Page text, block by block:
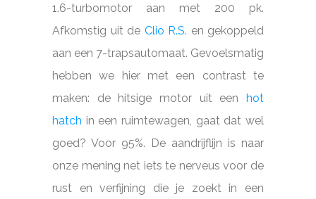
1.6-turbomotor aan met 200 pk.
Afkomstig uit de Clio R.S. en gekoppeld
aan een 7-trapsautomaat. Gevoelsmatig
hebben we hier met een contrast te
maken: de hitsige motor uit een hot
hatch in een ruimtewagen, gaat dat wel
goed? Voor 95%. De aandrijflijn is naar
onze mening net iets te nerveus voor de
rust en verfijning die je zoekt in een